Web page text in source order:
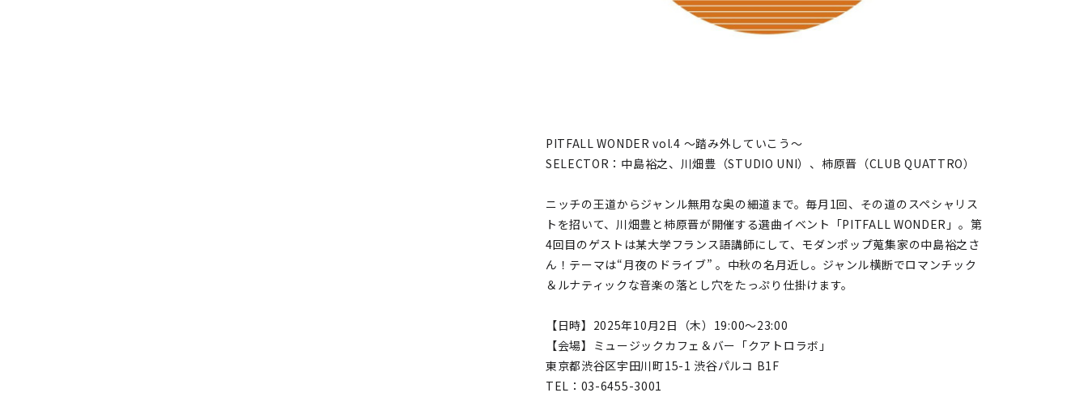
PITFALL WONDER vol.4 ～踏み外していこう〜
SELECTOR：中島裕之、川畑豊（STUDIO UNI）、柿原晋（CLUB QUATTRO）
ニッチの王道からジャンル無用な奥の細道まで。毎月1回、その道のスペシャリス
トを招いて、川畑豊と柿原晋が開催する選曲イベント「PITFALL WONDER」。第
4回目のゲストは某大学フランス語講師にして、モダンポップ蒐集家の中島裕之さ
ん！テーマは“月夜のドライブ” 。中秋の名月近し。ジャンル横断でロマンチック
＆ルナティックな音楽の落とし穴をたっぷり仕掛けます。
【日時】2025年10月2日（木）19:00～23:00
【会場】ミュージックカフェ＆バー「クアトロラボ」
東京都渋谷区宇田川町15-1 渋谷パルコ B1F
TEL：03-6455-3001